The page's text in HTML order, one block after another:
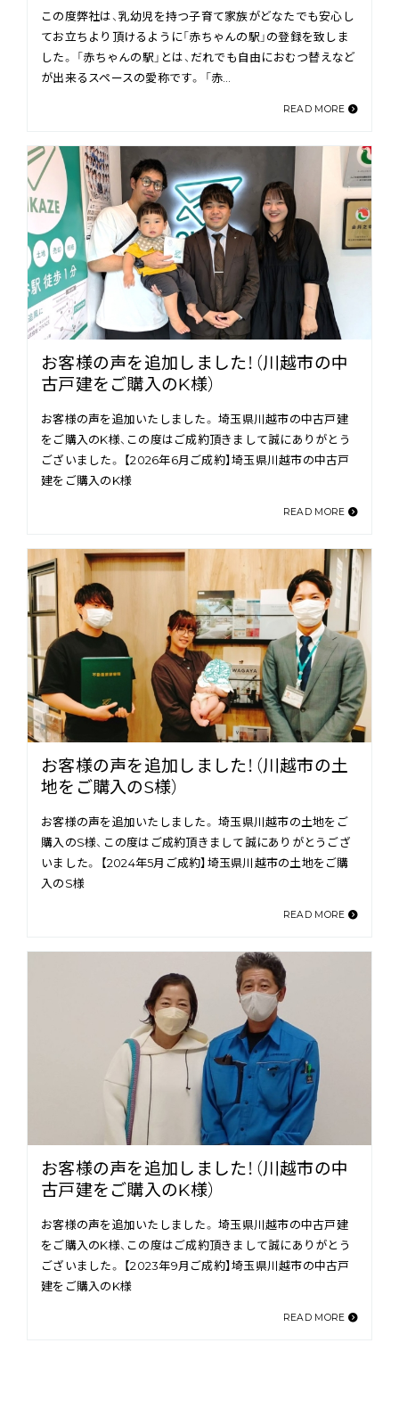
この度弊社は、乳幼児を持つ子育て家族がどなたでも安心し
てお立ちより頂けるように「赤ちゃんの駅」の登録を致しま
した。 「赤ちゃんの駅」とは、だれでも自由におむつ替えなど
が出来るスペースの愛称です。 「赤…
READ MORE
お客様の声を追加しました！（川越市の中
古戸建をご購入のK様）
お客様の声を追加いたしました。 埼玉県川越市の中古戸建
をご購入のK様、この度はご成約頂きまして誠にありがとう
ございました。 【2026年6月ご成約】埼玉県川越市の中古戸
建をご購入のK様
READ MORE
お客様の声を追加しました！（川越市の土
地をご購入のS様）
お客様の声を追加いたしました。 埼玉県川越市の土地をご
購入のS様、この度はご成約頂きまして誠にありがとうござ
いました。 【2024年5月ご成約】埼玉県川越市の土地をご購
入のS様
READ MORE
お客様の声を追加しました！（川越市の中
古戸建をご購入のK様）
お客様の声を追加いたしました。 埼玉県川越市の中古戸建
をご購入のK様、この度はご成約頂きまして誠にありがとう
ございました。 【2023年9月ご成約】埼玉県川越市の中古戸
建をご購入のK様
READ MORE